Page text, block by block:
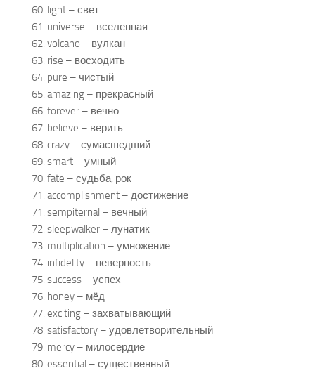
60. light – свет
61. universe – вселенная
62. volcano – вулкан
63. rise – восходить
64. pure – чистый
65. amazing – прекрасный
66. forever – вечно
67. believe – верить
68. crazy – сумасшедший
69. smart – умный
70. fate – судьба, рок
71. accomplishment – достижение
71. sempiternal – вечный
72. sleepwalker – лунатик
73. multiplication – умножение
74. infidelity – неверность
75. success – успех
76. honey – мёд
77. exciting – захватывающий
78. satisfactory – удовлетворительный
79. mercy – милосердие
80. essential – существенный